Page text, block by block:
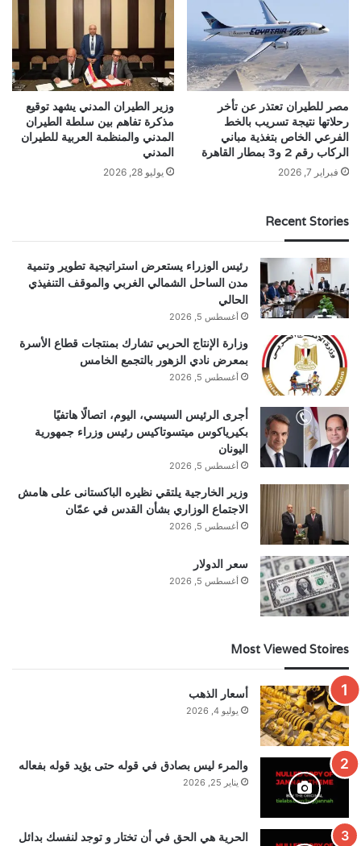
مصر للطيران تعتذر عن تأخر
رحلاتها نتيجة تسريب بالخط
الفرعي الخاص بتغذية مباني
الركاب رقم 2 و3 بمطار القاهرة
فبراير 7, 2026
وزير الطيران المدني يشهد توقيع
مذكرة تفاهم بين سلطة الطيران
المدني والمنظمة العربية للطيران
المدني
يوليو 28, 2026
Recent Stories
رئيس الوزراء يستعرض استراتيجية تطوير وتنمية
مدن الساحل الشمالي الغربي والموقف التنفيذي
الحالي
أغسطس 5, 2026
وزارة الإنتاج الحربي تشارك بمنتجات قطاع الأسرة
بمعرض نادي الزهور بالتجمع الخامس
أغسطس 5, 2026
أجرى الرئيس السيسي، اليوم، اتصالًا هاتفيًا
بكيرياكوس ميتسوتاكيس رئيس وزراء جمهورية
اليونان
أغسطس 5, 2026
وزير الخارجية يلتقي نظيره الباكستانى على هامش
الاجتماع الوزاري بشأن القدس في عمّان
أغسطس 5, 2026
سعر الدولار
أغسطس 5, 2026
Most Viewed Stoires
أسعار الذهب
يوليو 4, 2026
والمرء ليس بصادق في قوله حتى يؤيد قوله بفعاله
يناير 25, 2026
الحرية هي الحق في أن تختار و توجد لنفسك بدائل